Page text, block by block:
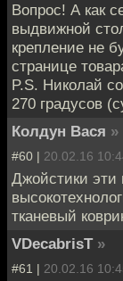
Вопрос! А как
выдвижной
крепление не
странице
P.S. Николай
270 градусов
Колдун Вася »
#60 | 20.02.16
Джойстики
тканевый
VDecabrisT »
#61 | 20.02.16